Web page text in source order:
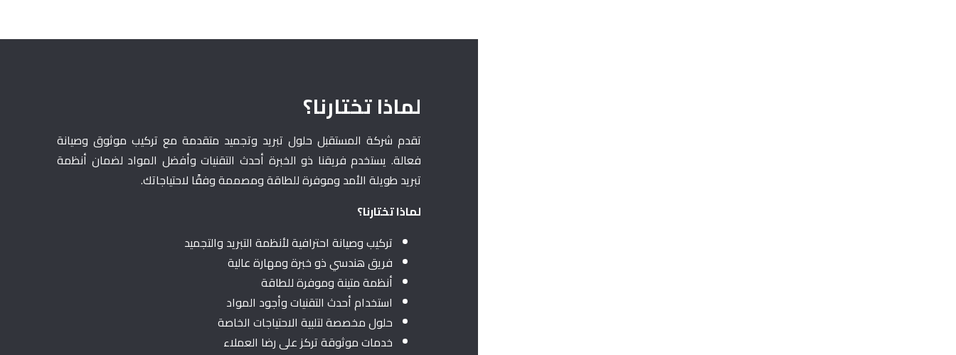
لماذا تختارنا؟
تقدم شركة المستقبل حلول تبريد وتجميد متقدمة مع تركيب موثوق وصيانة
فعالة. يستخدم فريقنا ذو الخبرة أحدث التقنيات وأفضل المواد لضمان أنظمة
تبريد طويلة الأمد وموفرة للطاقة ومصممة وفقًا لاحتياجاتك.
لماذا تختارنا؟
تركيب وصيانة احترافية لأنظمة التبريد والتجميد
فريق هندسي ذو خبرة ومهارة عالية
أنظمة متينة وموفرة للطاقة
استخدام أحدث التقنيات وأجود المواد
حلول مخصصة لتلبية الاحتياجات الخاصة
خدمات موثوقة تركز على رضا العملاء